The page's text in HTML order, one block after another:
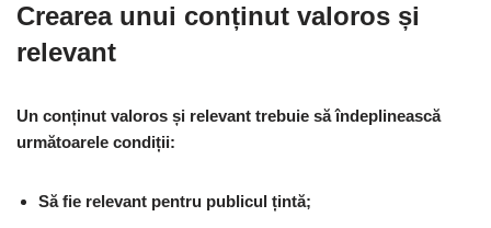
Crearea unui conținut valoros și
relevant
Un conținut valoros și relevant trebuie să îndeplinească
următoarele condiții:
Să fie relevant pentru publicul țintă;